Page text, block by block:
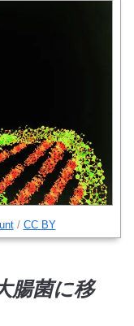
/ CC BY
腸菌に移